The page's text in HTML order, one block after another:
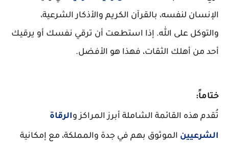
الإنسان لنفسه، بالقرآن الكريم والأذكار الشرعية،
والتوكل على الله. إذا استطعت أن ترقي نفسك أو يرقيك
أحد من أهلك الثقات، فهذا هو الأفضل.
ختاماً:
تُقدم هذه القائمة الشاملة أبرز المراكز والرقاة
الشرعيين الموثوق بهم في جدة والمملكة، مع إمكانية